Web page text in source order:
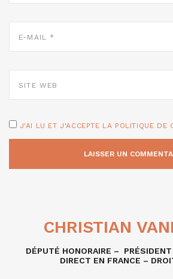
MAIL
WEB
J'AI LU ET J'ACCEPTE LA POLITIQUE DE
CHRISTIAN
DÉPUTÉ HONORAIRE –
DIRECT EN FRANCE –